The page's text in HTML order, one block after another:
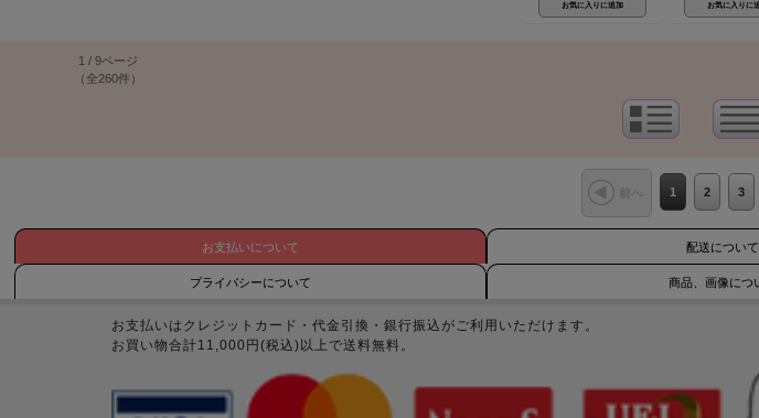
1 / 9ページ
（全260件）
前へ 1 2 3
お支払いについて 配送について
プライバシーについて 商品、画像につ
お支払いはクレジットカード・代金引換・銀行振込がご利用いただけます。
お買い物合計11,000円(税込)以上で送料無料。